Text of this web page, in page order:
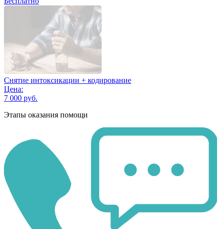
Снятие интоксикации + кодирование
Цена:
7 000 руб.
Этапы оказания помощи